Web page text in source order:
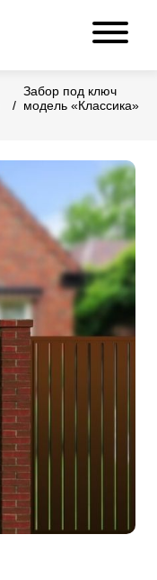
Забор под ключ
модель «Классика»